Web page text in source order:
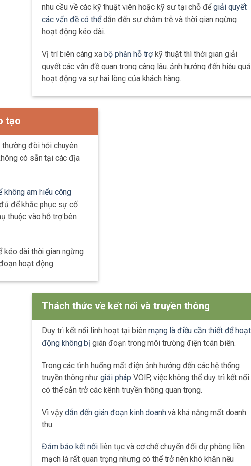
nhu cầu về các kỹ thuật viên hoặc kỹ sư tại chỗ đểgiải quyết
các vấn đề có thểdẫn đến sự chậm trễ và thời gian ngừng
hoạt động kéo dài.
Vị trí biên càng xa bộ phận hỗ trợkỹ thuật thì thời gian giải
quyết các vấn đề quan trọng càng lâu, ảnh hưởng đến hiệu quả
hoạt động và sự hài lòng của khách hàng.
tạo
đòi hỏi chuyên
có sẵn tại các địa
không am hiểu công
để khắc phục sự cố
thuộc vào hỗ trợ bên
kéo dài thời gian ngừng
hoạt động.
Thách thức về kết nối và truyền thông
Duy trì kết nối linh hoạt tại biên mạng là điều cần thiết để hoạt
động không bị gián đoạn trong môi trường điện toán biên.
Trong các tình huống mất điện ảnh hưởng đến các hệ thống
truyền thông như giải pháp VOIP, việc không thể duy trì kết nối
có thể cản trở các kênh truyền thông quan trọng.
Vì vậy dẫn đến gián đoạn kinh doanhvà khả năng mất doanh
thu.
Đảm bảo kết nốiliên tục và cơ chế chuyển đổi dự phòng liền
mạch là rất quan trọng nhưng có thể trở nên khó khăn nếu